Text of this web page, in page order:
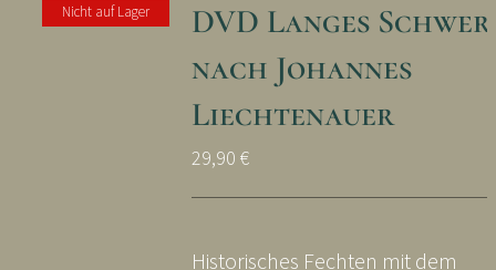
Nicht auf Lager
DVD Langes
nach Johannes
Liechtenauer
29,90 €
Historisches Fechten mit dem